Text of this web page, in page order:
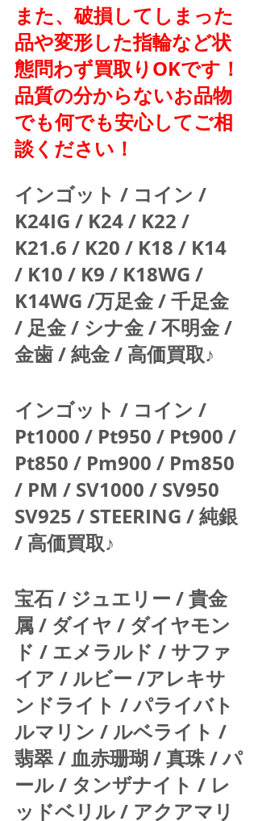
また、破損してしまった
品や変形した指輪など状
態問わず買取りOKです！
品質の分からないお品物
でも何でも安心してご相
談ください！
インゴット / コイン /
K24IG / K24 / K22 /
K21.6 / K20 / K18 / K14
/ K10 / K9 / K18WG /
K14WG /万足金 / 千足金
/ 足金 / シナ金 / 不明金 /
金歯 / 純金 / 高価買取♪
インゴット / コイン /
Pt1000 / Pt950 / Pt900 /
Pt850 / Pm900 / Pm850
/ PM / SV1000 / SV950
SV925 / STEERING / 純銀
/ 高価買取♪
宝石 / ジュエリー / 貴金
属 / ダイヤ / ダイヤモン
ド / エメラルド / サファ
イア / ルビー /アレキサ
ンドライト / パライバト
ルマリン / ルベライト /
翡翠 / 血赤珊瑚 / 真珠 / パ
ール / タンザナイト / レ
ッドベリル / アクアマリ